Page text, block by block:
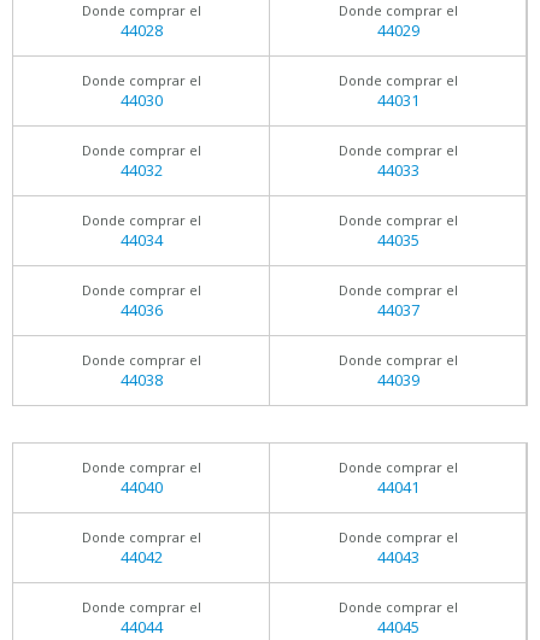
Donde comprar el
44028
Donde comprar el
44029
Donde comprar el
44030
Donde comprar el
44031
Donde comprar el
44032
Donde comprar el
44033
Donde comprar el
44034
Donde comprar el
44035
Donde comprar el
44036
Donde comprar el
44037
Donde comprar el
44038
Donde comprar el
44039
Donde comprar el
44040
Donde comprar el
44041
Donde comprar el
44042
Donde comprar el
44043
Donde comprar el
44044
Donde comprar el
44045